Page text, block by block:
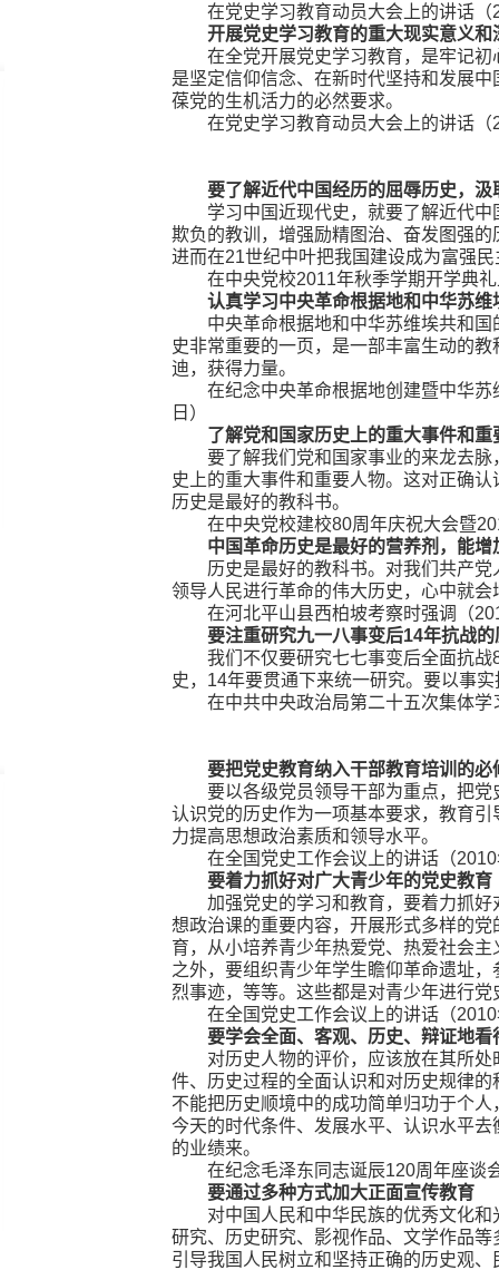
在党史学习教育动员大会上的讲话
开展党史学习教育的重大现实意义和
在全党开展党史学习教育，是牢记
是坚定信仰信念、在新时代坚持和发展
葆党的生机活力的必然要求。
在党史学习教育动员大会上的讲话
要了解近代中国经历的屈辱历史，汲
学习中国近现代史，就要了解近代
欺负的教训，增强励精图治、奋发图强
进而在21世纪中叶把我国建设成为富强
在中央党校2011年秋季学期开学典
认真学习中央革命根据地和中华苏维
中央革命根据地和中华苏维埃共和
史非常重要的一页，是一部丰富生动的
迪，获得力量。
在纪念中央革命根据地创建暨中华
日）
了解党和国家历史上的重大事件和重
要了解我们党和国家事业的来龙去
史上的重大事件和重要人物。这对正确
历史是最好的教科书。
在中央党校建校80周年庆祝大会暨
中国革命历史是最好的营养剂，能增
历史是最好的教科书。对我们共产
领导人民进行革命的伟大历史，心中就会
在河北平山县西柏坡考察时强调（
要注重研究九一八事变后14年抗战的
我们不仅要研究七七事变后全面抗
史，14年要贯通下来统一研究。要以事
在中共中央政治局第二十五次集体
要把党史教育纳入干部教育培训的必
要以各级党员领导干部为重点，把
认识党的历史作为一项基本要求，教育
力提高思想政治素质和领导水平。
在全国党史工作会议上的讲话（
要着力抓好对广大青少年的党史教育
加强党史的学习和教育，要着力抓
想政治课的重要内容，开展形式多样的
育，从小培养青少年热爱党、热爱社会
之外，要组织青少年学生瞻仰革命遗址
烈事迹，等等。这些都是对青少年进行
在全国党史工作会议上的讲话（
要学会全面、客观、历史、辩证地看
对历史人物的评价，应该放在其所
件、历史过程的全面认识和对历史规律
不能把历史顺境中的成功简单归功于个
今天的时代条件、发展水平、认识水平
的业绩来。
在纪念毛泽东同志诞辰120周年座谈
要通过多种方式加大正面宣传教育
对中国人民和中华民族的优秀文化
研究、历史研究、影视作品、文学作品
引导我国人民树立和坚持正确的历史观